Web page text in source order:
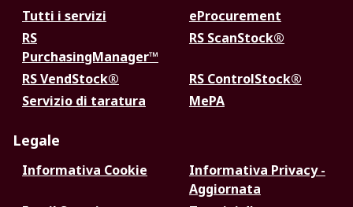
Tutti i servizi
eProcurement
RS
PurchasingManager™
RS ScanStock®
RS VendStock®
RS ControlStock®
Servizio di taratura
MePA
Legale
Informativa Cookie
Informativa Privacy -
Aggiornata